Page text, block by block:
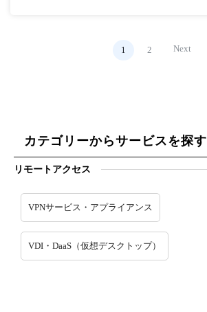
1 2 Next
カテゴリーからサービスを探す
リモートアクセス
VPNサービス・アプライアンス
VDI・DaaS（仮想デスクトップ）